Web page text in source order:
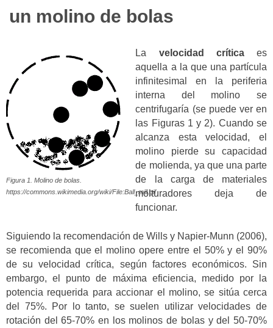
un molino de bolas
Figura 1. Molino de bolas.
https://commons.wikimedia.org/wiki/File:Ball_mill.gif
La velocidad críticaes
aquella a la que una partícula
infinitesimal en la periferia
interna del molino se
centrifugaría (se puede ver en
las Figuras 1 y 2). Cuando se
alcanza esta velocidad, el
molino pierde su capacidad
de molienda, ya que una parte
de la carga de materiales
molturadores deja de
funcionar.
Siguiendo la recomendación de Wills y Napier-Munn (2006),
se recomienda que el molino opere entre el 50% y el 90%
de su velocidad crítica, según factores económicos. Sin
embargo, el punto de máxima eficiencia, medido por la
potencia requerida para accionar el molino, se sitúa cerca
del 75%. Por lo tanto, se suelen utilizar velocidades de
rotación del 65-70% en los molinos de bolas y del 50-70%